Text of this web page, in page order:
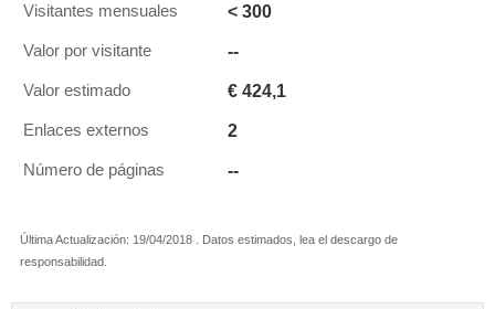
Visitantes mensuales < 300
Valor por visitante --
Valor estimado € 424,1
Enlaces externos 2
Número de páginas --
Última Actualización: 19/04/2018 . Datos estimados, lea el descargo de
responsabilidad.